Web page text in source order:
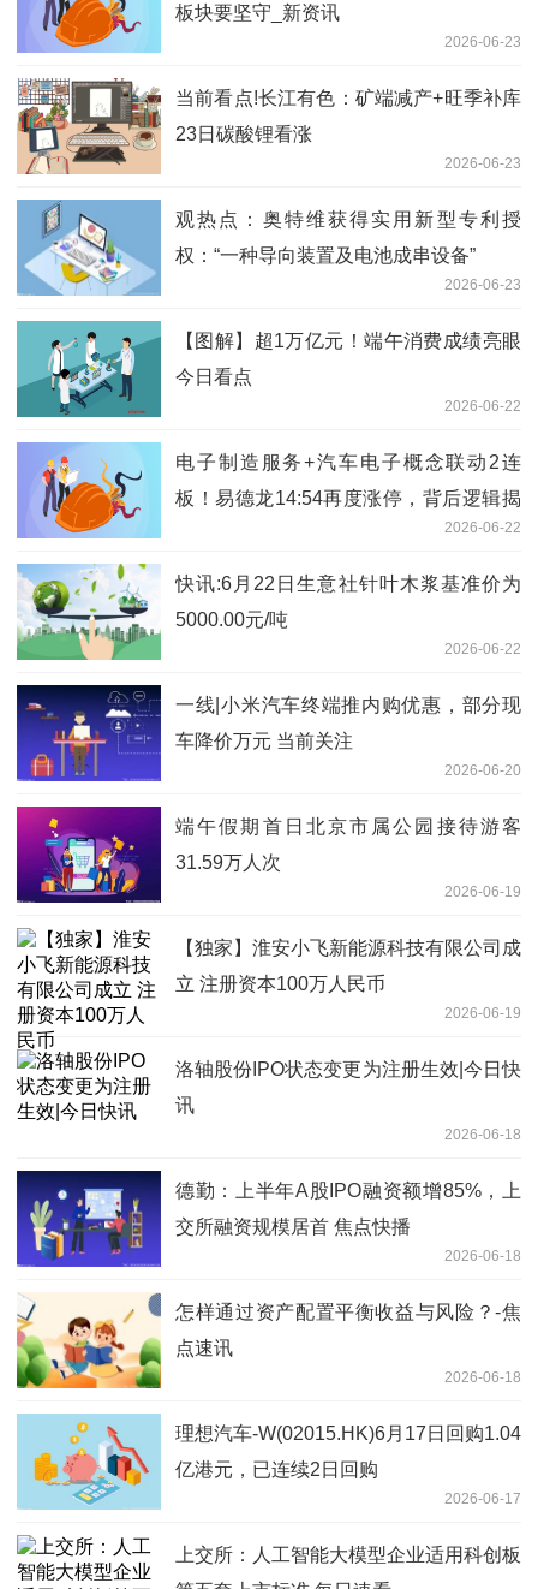
板块要坚守_新资讯
2026-06-23
当前看点!长江有色：矿端减产+旺季补库
23日碳酸锂看涨
2026-06-23
观热点：奥特维获得实用新型专利授
权：“一种导向装置及电池成串设备”
2026-06-23
【图解】超1万亿元！端午消费成绩亮眼
今日看点
2026-06-22
电子制造服务+汽车电子概念联动2连
板！易德龙14:54再度涨停，背后逻辑揭
2026-06-22
快讯:6月22日生意社针叶木浆基准价为
5000.00元/吨
2026-06-22
一线|小米汽车终端推内购优惠，部分现
车降价万元 当前关注
2026-06-20
端午假期首日北京市属公园接待游客
31.59万人次
2026-06-19
【独家】淮安小飞新能源科技有限公司成
立 注册资本100万人民币
2026-06-19
洛轴股份IPO状态变更为注册生效|今日快
讯
2026-06-18
德勤：上半年A股IPO融资额增85%，上
交所融资规模居首 焦点快播
2026-06-18
怎样通过资产配置平衡收益与风险？-焦
点速讯
2026-06-18
理想汽车-W(02015.HK)6月17日回购1.04
亿港元，已连续2日回购
2026-06-17
上交所：人工智能大模型企业适用科创板